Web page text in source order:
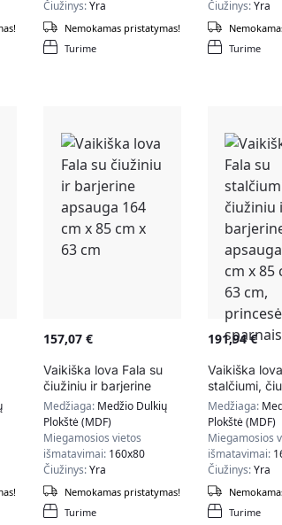
Čiužinys:Yra
Turime
Nemokamas pristatymas!
Čiužinys:Yra
Turime
157,07€
Vaikiška lova Fala su
čiužiniu ir barjerine
apsauga 164 cm x 85
cm x 63 cm
Medžiaga: Medžio Dulkių
Plokštė (MDF)
Miegamosios vietos
išmatavimai: 160x80
Čiužinys:Yra
Turime
Nemokamas pristatymas!
191,94€
Vaikiška
stalčiumi,
barjerine
cm x 85 cm
princesė su
Medžiaga:
Plokštė (MDF)
Miegamosios
išmatavimai:
Čiužinys:Yra
Turime